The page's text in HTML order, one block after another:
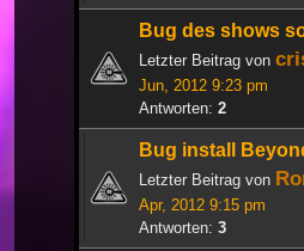
Bug des shows
Letzter Beitrag von
Jun, 2012 9:23 pm
Antworten: 2
Bug install
Letzter Beitrag von
Apr, 2012 9:15 pm
Antworten: 3